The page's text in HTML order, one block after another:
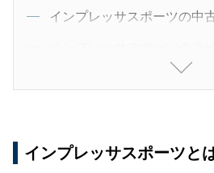
インプレッサスポーツの中
新型インプレッサ誕生！
インプレッサスポーツと